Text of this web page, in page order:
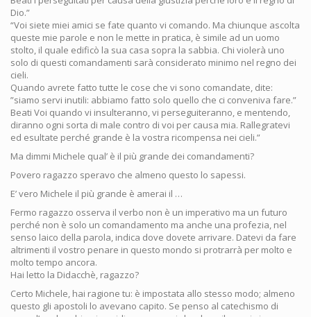
Dio.”
“Voi siete miei amici se fate quanto vi comando. Ma chiunque ascolta
queste mie parole e non le mette in pratica, è simile ad un uomo
stolto, il quale edificò la sua casa sopra la sabbia. Chi violerà uno
solo di questi comandamenti sarà considerato minimo nel regno dei
cieli.
Quando avrete fatto tutte le cose che vi sono comandate, dite:
”siamo servi inutili: abbiamo fatto solo quello che ci conveniva fare.”
Beati Voi quando vi insulteranno, vi perseguiteranno, e mentendo,
diranno ogni sorta di male contro di voi per causa mia. Rallegratevi
ed esultate perché grande è la vostra ricompensa nei cieli.”
Ma dimmi Michele qual’ è il più grande dei comandamenti?
Povero ragazzo speravo che almeno questo lo sapessi.
E’ vero Michele il più grande è amerai il …
Fermo ragazzo osserva il verbo non è un imperativo ma un futuro
perché non è solo un comandamento ma anche una profezia, nel
senso laico della parola, indica dove dovete arrivare. Datevi da fare
altrimenti il vostro penare in questo mondo si protrarrà per molto e
molto tempo ancora.
Hai letto la Didacchè, ragazzo?
Certo Michele, hai ragione tu: è impostata allo stesso modo; almeno
questo gli apostoli lo avevano capito. Se penso al catechismo di